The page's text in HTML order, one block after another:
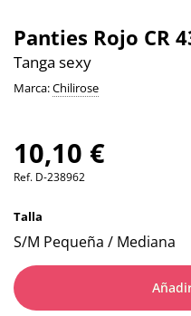
Panties Rojo CR
Tanga sexy
Marca:Chilirose
10,10 €
Ref. D-238962
Talla